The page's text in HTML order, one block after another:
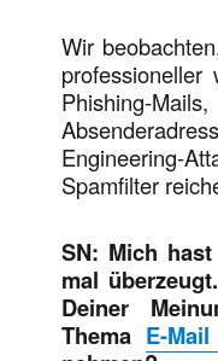
Wir
professioneller
Phishing-
Engineering-
Spamfilter
SN: Mich
mal
Deiner
Thema E-